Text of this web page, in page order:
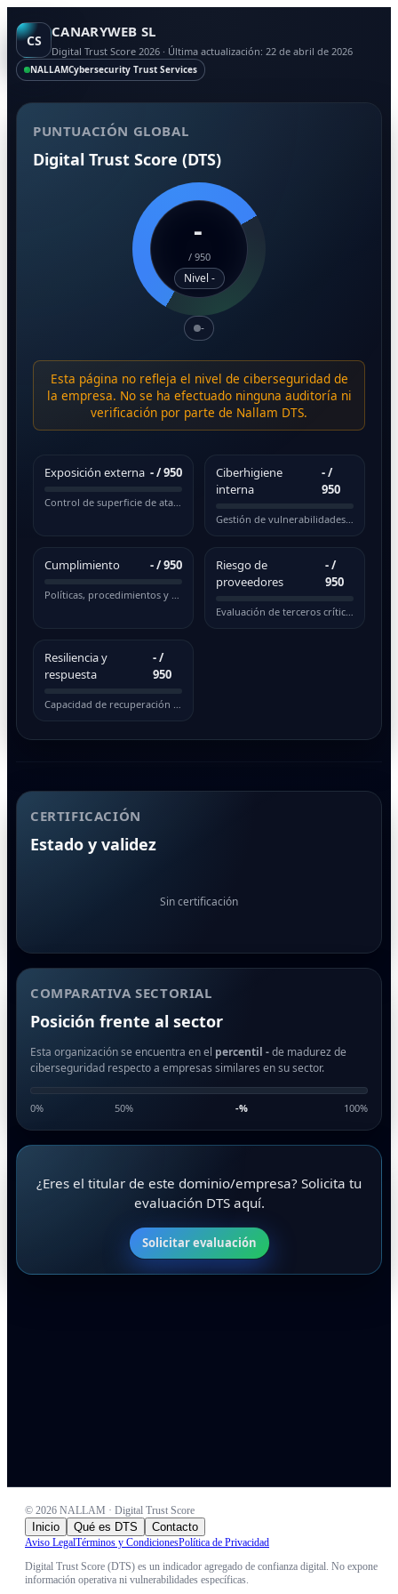
CS CANARYWEB SL
Digital Trust Score 2026 · Última actualización: 22 de abril de 2026
NALLAMCybersecurity Trust Services
PUNTUACIÓN GLOBAL
Digital Trust Score (DTS)
-
/ 950
Nivel -
-
Esta página no refleja el nivel de ciberseguridad de
la empresa. No se ha efectuado ninguna auditoría ni
verificación por parte de Nallam DTS.
Exposición externa -/ 950
Control de superficie de ataque pública
Ciberhigiene
interna
-/
950
Gestión de vulnerabilidades y actualizaciones
Cumplimiento -/ 950
Políticas, procedimientos y normativas
Riesgo de
proveedores
-/
950
Evaluación de terceros críticos
Resiliencia y
respuesta
-/
950
Capacidad de recuperación ante incidentes
CERTIFICACIÓN
Estado y validez
Sin certificación
COMPARATIVA SECTORIAL
Posición frente al sector
Esta organización se encuentra en el percentil -de madurez de
ciberseguridad respecto a empresas similares en su sector.
0% 50% -% 100%
¿Eres el titular de este dominio/empresa? Solicita tu
evaluación DTS aquí.
Solicitar evaluación
© 2026 NALLAM · Digital Trust Score
Inicio Qué es DTS Contacto
Aviso LegalTérminos y CondicionesPolítica de Privacidad
Digital Trust Score (DTS) es un indicador agregado de confianza digital. No expone
información operativa ni vulnerabilidades específicas.